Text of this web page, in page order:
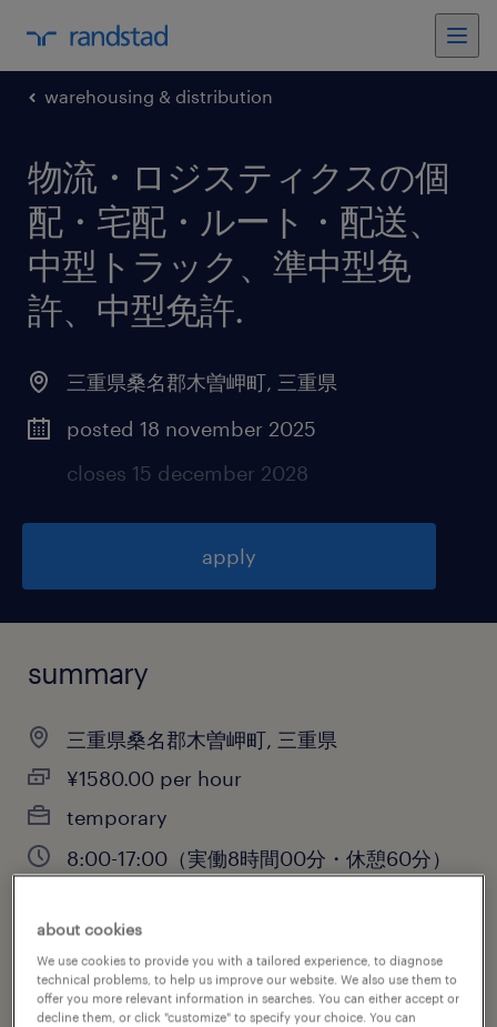
warehousing & distribution
物流・ロジスティクスの個
配・宅配・ルート・配送、
中型トラック、準中型免
許、中型免許.
三重県桑名郡木曽岬町, 三重県
posted 18 november 2025
closes 15 december 2028
apply
summary
三重県桑名郡木曽岬町, 三重県
¥1580.00 per hour
temporary
8:00-17:00（実働8時間00分・休憩60分）
job category
warehousing & distribution
about cookies
We use cookies to provide you with a tailored experience, to diagnose
technical problems, to help us improve our website. We also use them to
offer you more relevant information in searches. You can either accept or
decline them, or click "customize" to specify your choice. You can